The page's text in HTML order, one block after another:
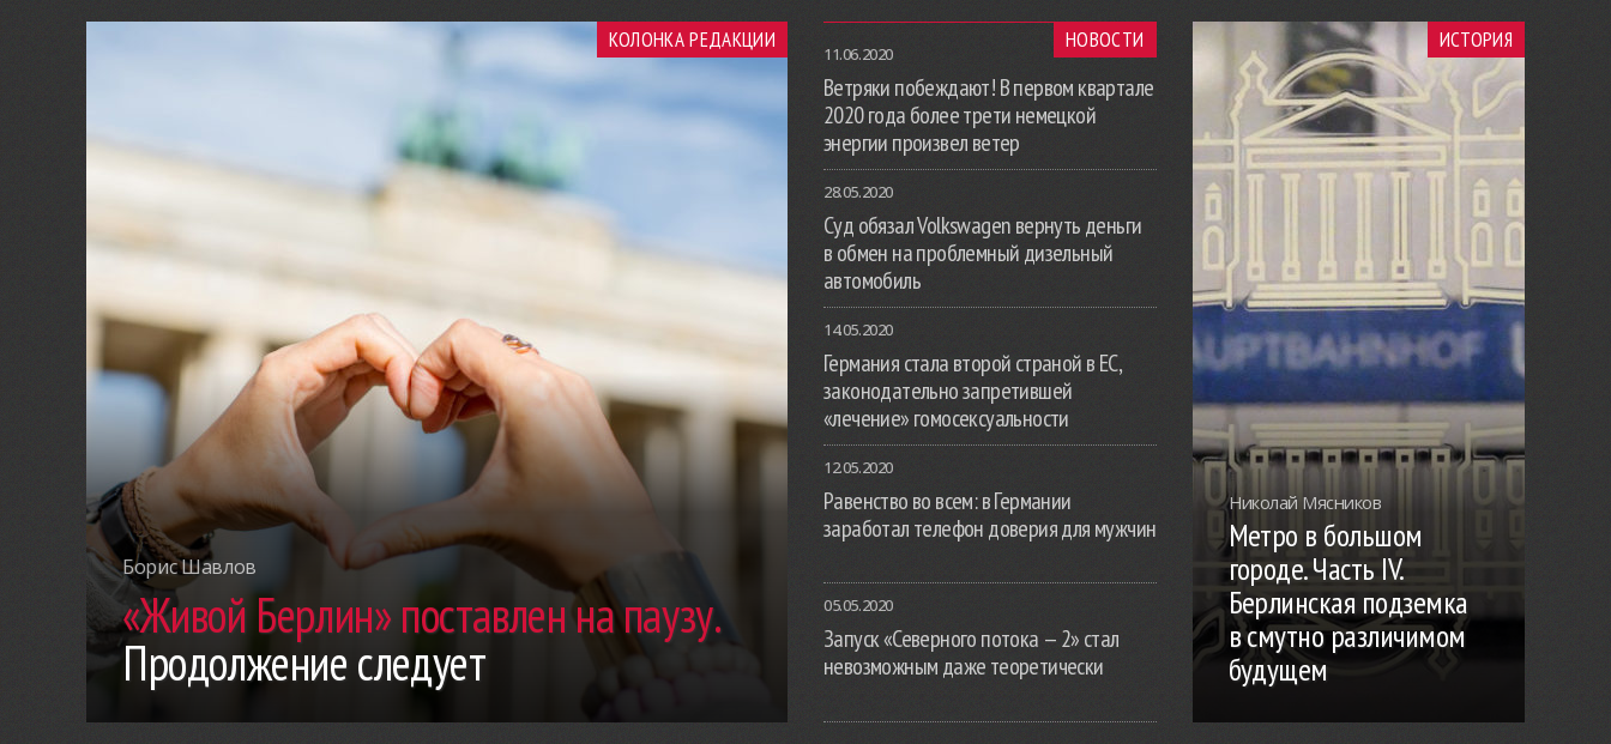
КОЛОНКА РЕДАКЦИИ
Борис Шавлов
«Живой Берлин» поставлен на паузу.
Продолжение следует
НОВОСТИ
11.06.2020
Ветряки побеждают! В первом квартале
2020 года более трети немецкой
энергии произвел ветер
28.05.2020
Суд обязал Volkswagen вернуть деньги
в обмен на проблемный дизельный
автомобиль
14.05.2020
Германия стала второй страной в ЕС,
законодательно запретившей
«лечение» гомосексуальности
12.05.2020
Равенство во всем: в Германии
заработал телефон доверия для мужчин
05.05.2020
Запуск «Северного потока — 2» стал
невозможным даже теоретически
ИСТОРИЯ
Николай Мясников
Метро в большом
городе. Часть IV.
Берлинская подземка
в смутно различимом
будущем